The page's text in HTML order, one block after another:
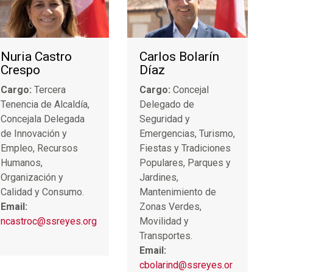
Nuria Castro
Crespo
Cargo: Tercera
Tenencia de Alcaldía,
Concejala Delegada
de Innovación y
Empleo, Recursos
Humanos,
Organización y
Calidad y Consumo.
Email:
ncastroc@ssreyes.org
Carlos Bolarín
Díaz
Cargo: Concejal
Delegado de
Seguridad y
Emergencias, Turismo,
Fiestas y Tradiciones
Populares, Parques y
Jardines,
Mantenimiento de
Zonas Verdes,
Movilidad y
Transportes.
Email:
cbolarind@ssreyes.or